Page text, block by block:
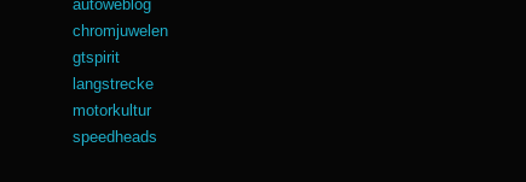
autoweblog
chromjuwelen
gtspirit
langstrecke
motorkultur
speedheads